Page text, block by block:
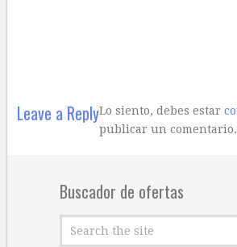
Leave a ReplyLo siento, debes estar
publicar un comentario.
Buscador de ofertas